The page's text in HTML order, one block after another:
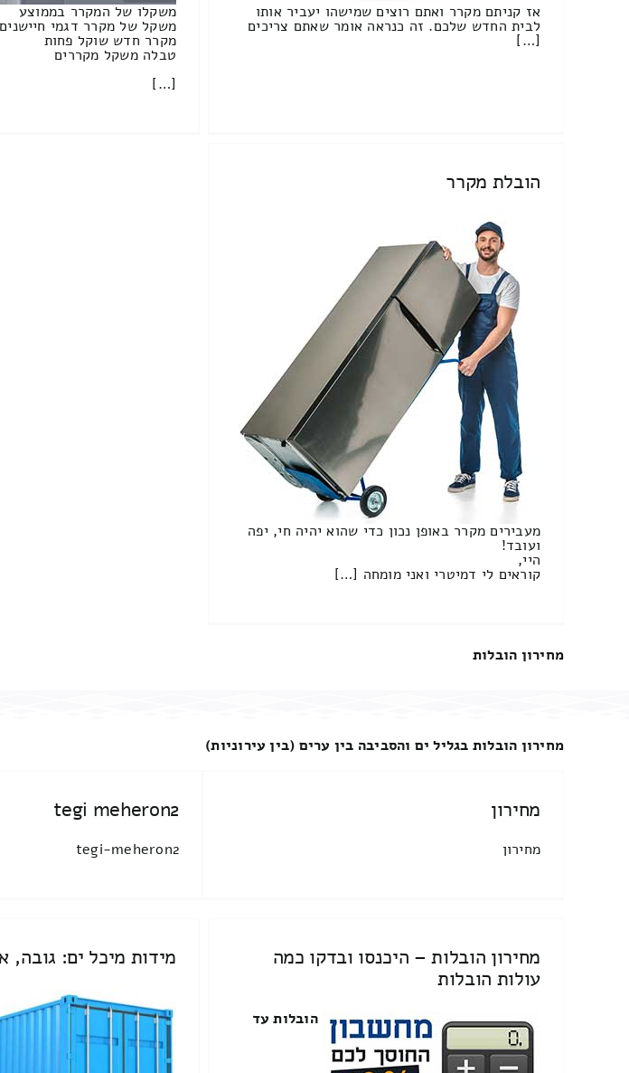
אז קניתם מקרר ואתם רוצים שמישהו יעביר אותו
לבית החדש שלכם. זה כנראה אומר שאתם צריכים
[…]
משקלו של המקרר בממוצע
משקל של מקרר דגמי
מקרר חדש שוקל פחות
טבלה משקל מקררים
[…]
הובלת מקרר
מעבירים מקרר באופן נכון כדי שהוא יהיה חי, יפה
ועובד!
היי,
קוראים לי דמיטרי ואני מומחה […]
מחירון הובלות
מחירון הובלות בגליל ים והסביבה בין ערים (בין עירוניות)
מחירון
מחירון
tegi meheron2
tegi-meheron2
מחירון הובלות – היכנסו ובדקו כמה
עולות הובלות
הובלות עד
מידות מיכל ים: גובה,